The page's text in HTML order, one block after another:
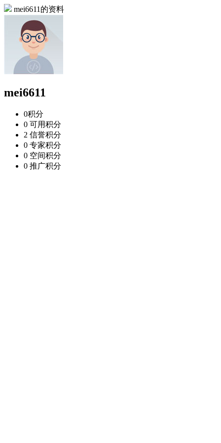
mei6611的资料
mei6611
0积分
0 可用积分
2 信誉积分
0 专家积分
0 空间积分
0 推广积分